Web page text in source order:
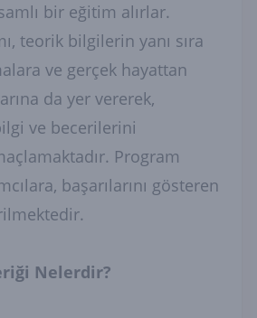
bir eğitim alırlar.
teorik bilgilerin yanı sıra
ve gerçek hayattan
da yer vererek,
ve becerilerini
Program
başarılarını gösteren
Nelerdir?